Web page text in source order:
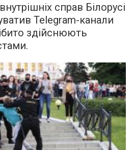
справ Білорусі
Telegram-канали
здійснюють